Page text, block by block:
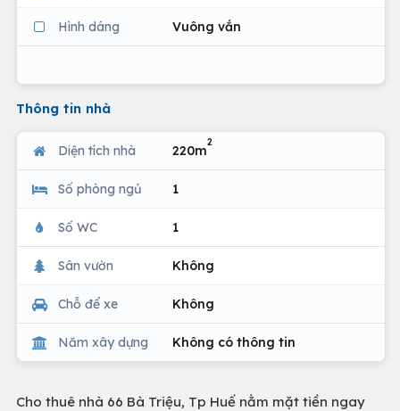
Hình dáng Vuông vắn
Thông tin nhà
Diện tích nhà 220m
2
Số phòng ngủ 1
Số WC 1
Sân vườn Không
Chỗ để xe Không
Năm xây dựng Không có thông tin
Cho thuê nhà 66 Bà Triệu, Tp Huế nằm mặt tiền ngay